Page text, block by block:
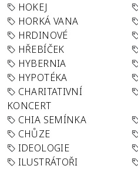
HOKEJ
HORKÁ VANA
HRDINOVÉ
HŘEBÍČEK
HYBERNIA
HYPOTÉKA
CHARITATIVNÍ
KONCERT
CHIA SEMÍNKA
CHŮZE
IDEOLOGIE
ILUSTRÁTOŘI